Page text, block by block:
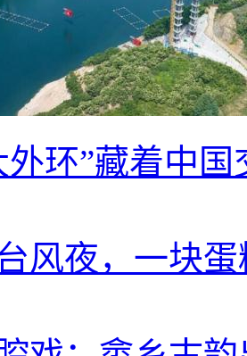
外环”藏着中
风夜，一块